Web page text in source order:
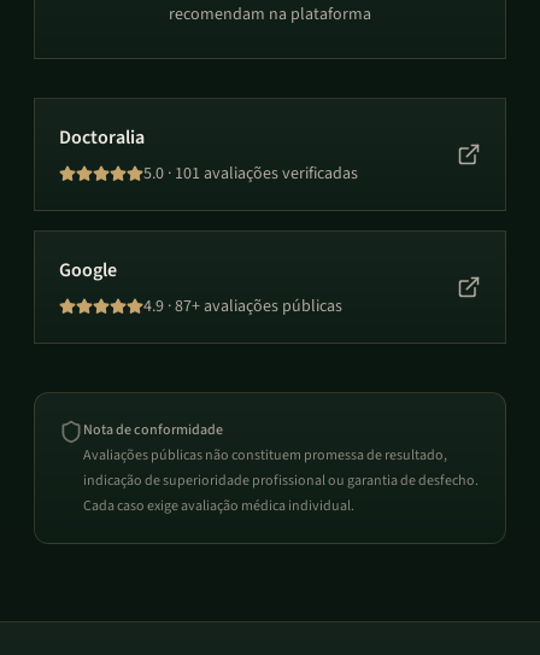
recomendam na plataforma
Doctoralia
5.0 · 101 avaliações verificadas
Google
4.9 ·87+ avaliações públicas
Nota de conformidade
Avaliações públicas não constituem promessa de resultado,
indicação de superioridade profissional ou garantia de desfecho.
Cada caso exige avaliação médica individual.